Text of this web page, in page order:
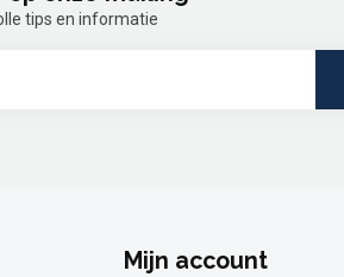
tips en informatie
Mijn account